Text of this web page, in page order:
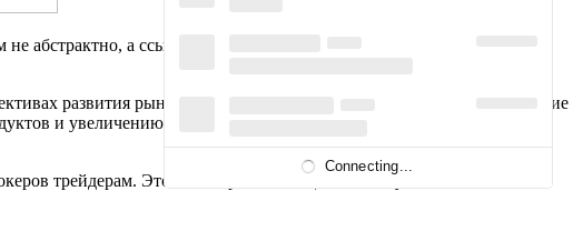
не абстрактно, а ссылаясь на определенные цифры и проводя не
развития рынка заложен интерес брокеров к развитию, а развитие
и увеличению межброкерской конкуренции за инвесторов, что в
трейдерам. Это всё же разные вещи, хотя безусловно — они
Connecting...